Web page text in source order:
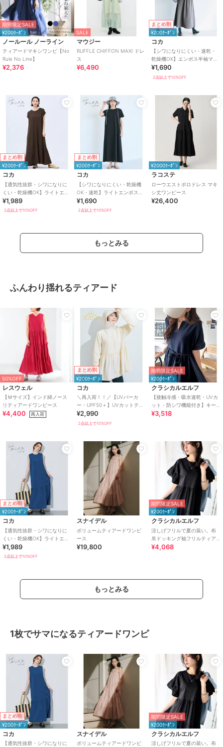
期間限定SALE
¥200ｸｰﾎﾟﾝ
ノールール ノーライン
ティアードマキシワンピ【No
Rule No Line】
¥2,376
SALE
マウジー
RUFFLE CHIFFON MAXI ドレ
ス
¥6,490
まとめ割
¥200ｸｰﾎﾟﾝ
コカ
【シワになりにくい・速乾・
乾燥機OK】エンボス半袖マキ
シワンピース 全4色
¥1,690
2点以上で10%OFF
まとめ割
¥200ｸｰﾎﾟﾝ
コカ
【通気性抜群・シワになりに
くい・乾燥機OK】ライトエン
ボスマキシロールアップワン
ピース 全3色
¥1,989
2点以上で10%OFF
まとめ割
¥200ｸｰﾎﾟﾝ
コカ
【シワになりにくい・乾燥機
OK・速乾】ライトエンボスマ
キシワンピース 全2色
¥1,690
2点以上で10%OFF
¥2000ｸｰﾎﾟﾝ
ラコステ
ローウエストポロドレス マキ
シ丈ワンピース
¥26,400
もっとみる
ふんわり揺れるティアード
50%OFF
レスウェル
【Ｍサイズ】インド綿ノース
リティアードワンピース
¥4,400 再入荷
まとめ割
¥200ｸｰﾎﾟﾝ
コカ
＼再入荷！！／【UVパーカ
ー・UPF50＋】UVカットティ
アードパーカー 全4色
¥2,990
2点以上で10%OFF
期間限定SALE
¥200ｸｰﾎﾟﾝ
クラシカルエルフ
【接触冷感・吸水速乾・UVカ
ット・防シワ機能付き】キー
ネックリボンティアードワン
¥3,518
まとめ割
¥200ｸｰﾎﾟﾝ
コカ
【通気性抜群・シワになりに
くい・乾燥機OK】ライトエン
ボスノースリーブティアード
ワンピース 全2色
¥1,989
2点以上で10%OFF
スナイデル
ボリュームティアードワンピ
ース
¥19,800
期間限定SALE
¥200ｸｰﾎﾟﾝ
クラシカルエルフ
涼しげフリルで夏の装い。布
帛ドッキング袖フリルティア
ードワンピース(ロング丈)
¥4,068
もっとみる
1枚でサマになるティアードワンピ
まとめ割
¥200ｸｰﾎﾟﾝ
コカ
【通気性抜群・シワになりに
スナイデル
ボリュームティアードワンピ
期間限定SALE
¥200ｸｰﾎﾟﾝ
クラシカルエルフ
涼しげフリルで夏の装い。布